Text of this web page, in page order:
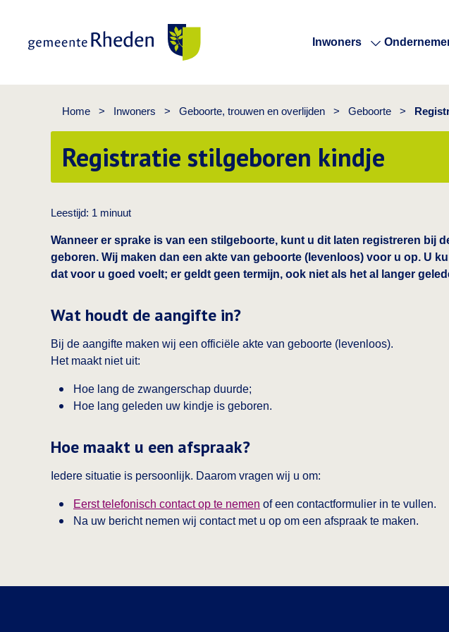
Inwoners
Home > Inwoners > Geboorte, trouwen en overlijden > Geboorte >
Registratie stilgeboren kindje
Leestijd: 1 minuut
Wanneer er sprake is van een stilgeboorte, kunt u dit laten registreren bij
geboren. Wij maken dan een akte van geboorte (levenloos) voor u op. U
dat voor u goed voelt; er geldt geen termijn, ook niet als het al langer
Wat houdt de aangifte in?
Bij de aangifte maken wij een officiële akte van geboorte (levenloos).
Het maakt niet uit:
Hoe lang de zwangerschap duurde;
Hoe lang geleden uw kindje is geboren.
Hoe maakt u een afspraak?
Iedere situatie is persoonlijk. Daarom vragen wij u om:
Eerst telefonisch contact op te nemen of een contactformulier in te vullen.
Na uw bericht nemen wij contact met u op om een afspraak te maken.